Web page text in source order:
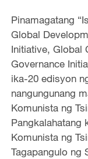
Pinamagatang
Global
Initiative, Global
Governance
ika-20 edisyon
nangungunang
Komunista ng
Pangkalahatang
Komunista ng
Tagapangulo ng